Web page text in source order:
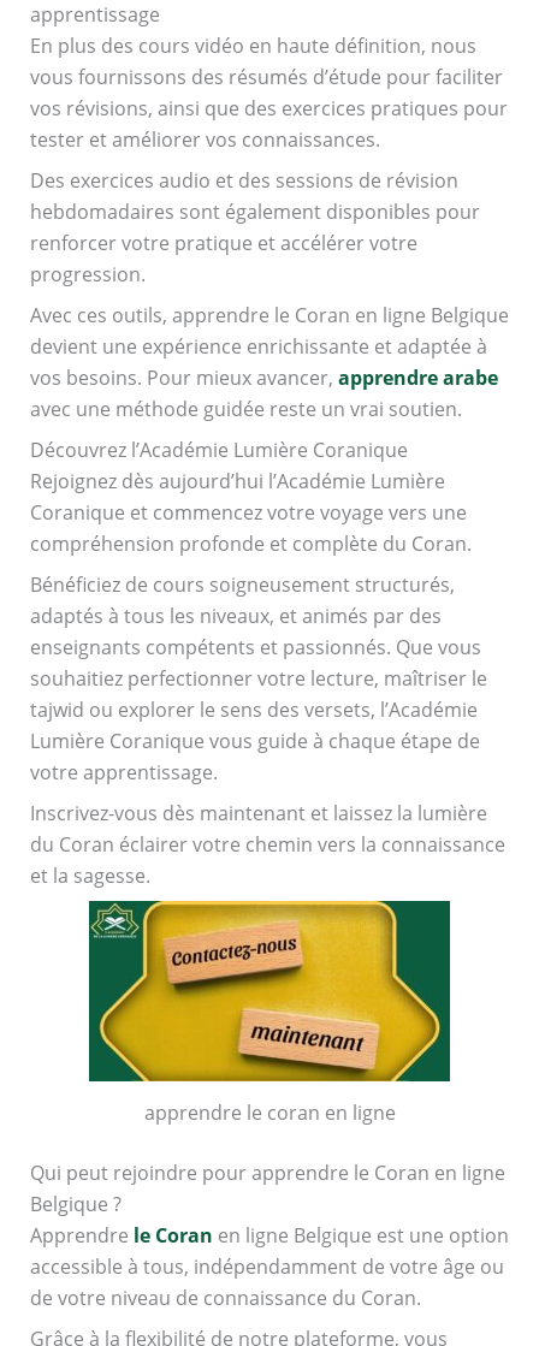
apprentissage
En plus des cours vidéo en haute définition, nous
vous fournissons des résumés d’étude pour faciliter
vos révisions, ainsi que des exercices pratiques pour
tester et améliorer vos connaissances.
Des exercices audio et des sessions de révision
hebdomadaires sont également disponibles pour
renforcer votre pratique et accélérer votre
progression.
Avec ces outils, apprendre le Coran en ligne Belgique
devient une expérience enrichissante et adaptée à
vos besoins. Pour mieux avancer, apprendre arabe
avec une méthode guidée reste un vrai soutien.
Découvrez l’Académie Lumière Coranique
Rejoignez dès aujourd’hui l’Académie Lumière
Coranique et commencez votre voyage vers une
compréhension profonde et complète du Coran.
Bénéficiez de cours soigneusement structurés,
adaptés à tous les niveaux, et animés par des
enseignants compétents et passionnés. Que vous
souhaitiez perfectionner votre lecture, maîtriser le
tajwid ou explorer le sens des versets, l’Académie
Lumière Coranique vous guide à chaque étape de
votre apprentissage.
Inscrivez-vous dès maintenant et laissez la lumière
du Coran éclairer votre chemin vers la connaissance
et la sagesse.
apprendre le coran en ligne
Qui peut rejoindre pour apprendre le Coran en ligne
Belgique ?
Apprendre le Coran en ligne Belgique est une option
accessible à tous, indépendamment de votre âge ou
de votre niveau de connaissance du Coran.
Grâce à la flexibilité de notre plateforme, vous